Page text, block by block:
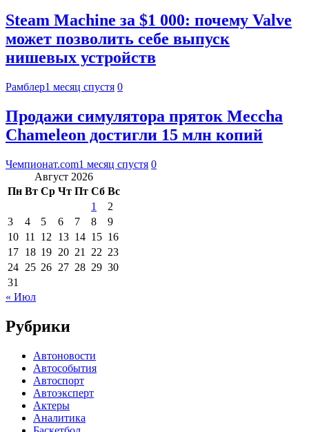
Steam Machine за $1 000: почему Valve
может позволить себе выпуск
нишевых устройств
Рамблер1 месяц спустя 0
Продажи симулятора пряток Meccha
Chameleon достигли 15 млн копий
Чемпионат.com1 месяц спустя 0
Август 2026
Пн Вт Ср Чт Пт Сб Вс
1
2
3
4 5 6 7 8
9
10 11 12 13 14 15 16
17 18 19 20 21 22 23
24 25 26 27 28 29 30
31
« Июл
Рубрики
Автоновости
Автособытия
Автоспорт
Автоэксперт
Актеры
Аналитика